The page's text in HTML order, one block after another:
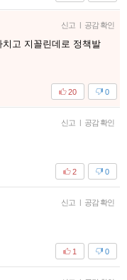
신고 | 공감 확인
고 지꼴린데로 정책발
0
20
신고 | 공감 확인
0
2
신고 | 공감 확인
0
1